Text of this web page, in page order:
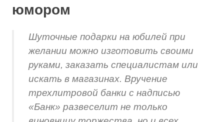
юмором
Шуточные подарки на юбилей при
желании можно изготовить своими
руками, заказать специалистам или
искать в магазинах. Вручение
трехлитровой банки с надписью
«Банк» развеселит не только